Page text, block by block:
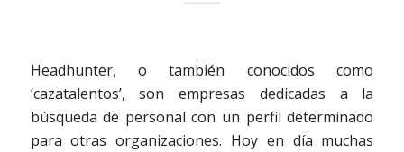
Headhunter, o también conocidos como
‘cazatalentos’, son empresas dedicadas a la
búsqueda de personal con un perfil determinado
para otras organizaciones. Hoy en día muchas